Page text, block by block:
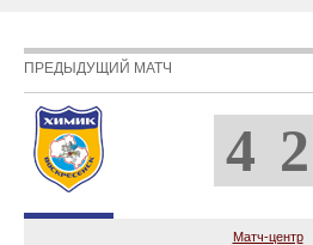
ПРЕДЫДУЩИЙ МАТЧ
4 2
Матч-центр